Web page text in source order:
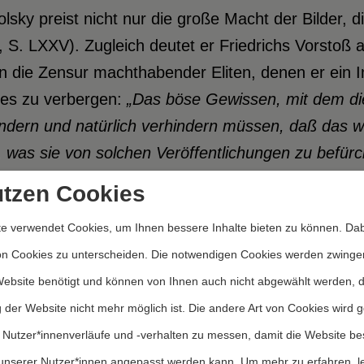
preist nicht nur die große Macht der Bilder,
S. LXXV). Zugleich deutet er Friedrichs Vorstoß
die Zensur machthabender Eliten, denen er ein
zu verbergen: „Das böse Gewissen, mit dem
undnatürlich verhindern müssen, daß das
was sie von solchen Veröffentlichungen zu
hebt sich »Krieg dem Kriege« gegenüber
die Schrecken des Krieges zu
Fotos entstellter Gesichter ab, der so
Fressen). Gezeigt werden zwei
Front zerfetzt wurden, von jenen „Menschen
Cookies
verwendet Cookies, um Ihnen bessere Inhalte bieten zu können.
Cookies zu unterscheiden. Die notwendigen Cookies werden
benötigt und können von Ihnen auch nicht abgewählt werden,
der Website nicht mehr möglich ist. Die andere Art von Cookies wird
und -verhalten zu messen, damit die Website